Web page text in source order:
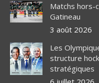
Matchs hors-
Gatineau
3 août 2026
Les
structure
stratégiques